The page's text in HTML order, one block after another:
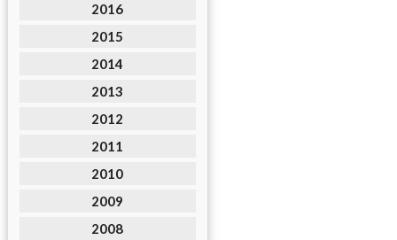
2016
2015
2014
2013
2012
2011
2010
2009
2008